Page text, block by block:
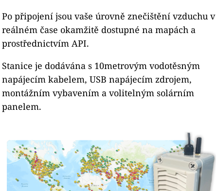
Po připojení jsou vaše úrovně znečištění vzduchu v
reálném čase okamžitě dostupné na mapách a
prostřednictvím API.
Stanice je dodávána s 10metrovým vodotěsným
napájecím kabelem, USB napájecím zdrojem,
montážním vybavením a volitelným solárním
panelem.